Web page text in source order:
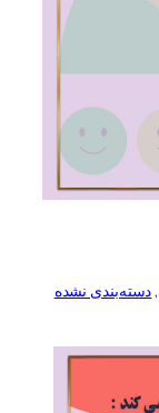
, دسته‌بندی نشده